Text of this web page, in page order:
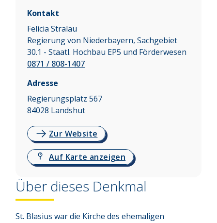
Kontakt
Felicia Stralau
Regierung von Niederbayern, Sachgebiet
30.1 - Staatl. Hochbau EP5 und Förderwesen
0871 / 808-1407
Adresse
Regierungsplatz 567
84028 Landshut
Zur Website
Auf Karte anzeigen
Über dieses Denkmal
St. Blasius war die Kirche des ehemaligen